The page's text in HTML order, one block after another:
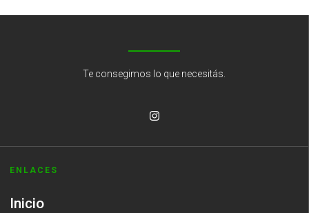
Te consegimos lo que necesitás.
ENLACES
Inicio